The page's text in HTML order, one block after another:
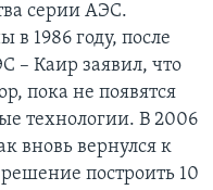
серии АЭС.
в 1986 году, после
– Каир заявил, что
пока не появятся
технологии. В 2006
вновь вернулся к
построить 10